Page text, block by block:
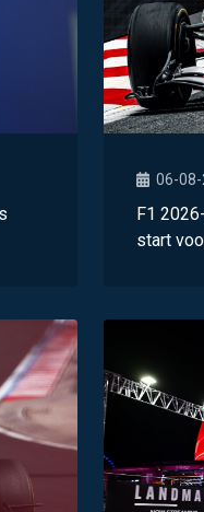
06-08-
F1
start